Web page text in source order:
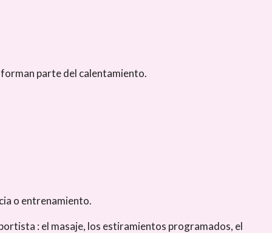
parte del calentamiento.
o entrenamiento.
: el masaje, los estiramientos programados, el